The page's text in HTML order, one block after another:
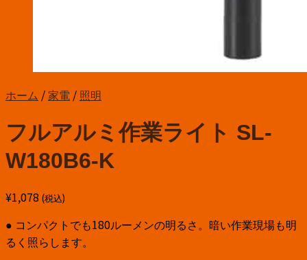
ホーム / 家電 / 照明
フルアルミ作業ライト SL-
W180B6-K
¥1,078 (税込)
● コンパクトでも180ルーメンの明るさ。暗い作業現場も明
るく照らします。